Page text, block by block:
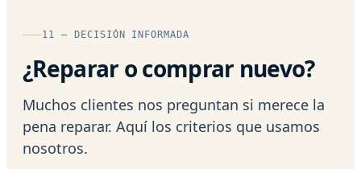
11 — DECISIÓN INFORMADA
¿Reparar o comprar nuevo?
Muchos clientes nos preguntan si merece la
pena reparar. Aquí los criterios que usamos
nosotros.